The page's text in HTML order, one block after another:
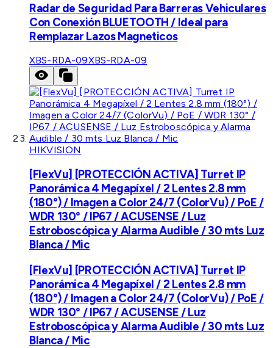
Radar de Seguridad Para Barreras Vehiculares
Con Conexión BLUETOOTH / Ideal para
Remplazar Lazos Magneticos
XBS-RDA-09XBS-RDA-09
HIKVISION
[FlexVu] [PROTECCIÓN ACTIVA] Turret IP
Panorámica 4 Megapíxel / 2 Lentes 2.8 mm
(180°) / Imagen a Color 24/7 (ColorVu) / PoE /
WDR 130° / IP67 / ACUSENSE / Luz
Estroboscópica y Alarma Audible / 30 mts Luz
Blanca / Mic
[FlexVu] [PROTECCIÓN ACTIVA] Turret IP
Panorámica 4 Megapíxel / 2 Lentes 2.8 mm
(180°) / Imagen a Color 24/7 (ColorVu) / PoE /
WDR 130° / IP67 / ACUSENSE / Luz
Estroboscópica y Alarma Audible / 30 mts Luz
Blanca / Mic